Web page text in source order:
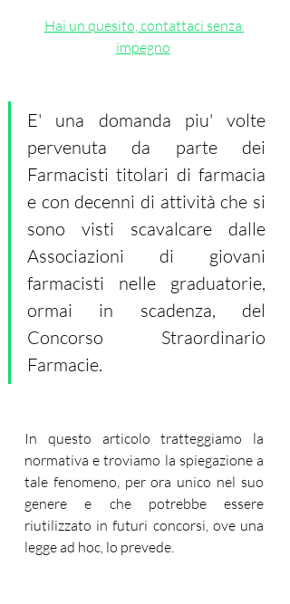
Hai un quesito, contattaci senza
impegno
E' una domanda piu' volte
pervenuta da parte dei
Farmacisti titolari di farmacia
e con decenni di attività che si
sono visti scavalcare dalle
Associazioni di giovani
farmacisti nelle graduatorie,
ormai in scadenza, del
Concorso Straordinario
Farmacie.
In questo articolo tratteggiamo la
normativa e troviamo la spiegazione a
tale fenomeno, per ora unico nel suo
genere e che potrebbe essere
riutilizzato in futuri concorsi, ove una
legge ad hoc, lo prevede.